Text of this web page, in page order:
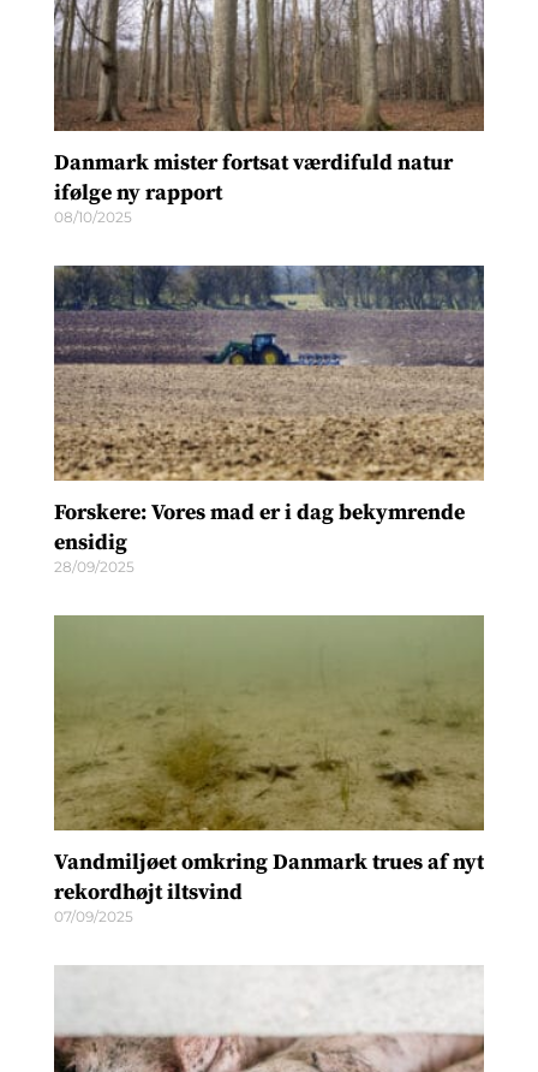
Danmark mister fortsat værdifuld natur
ifølge ny rapport
08/10/2025
Forskere: Vores mad er i dag bekymrende
ensidig
28/09/2025
Vandmiljøet omkring Danmark trues af nyt
rekordhøjt iltsvind
07/09/2025